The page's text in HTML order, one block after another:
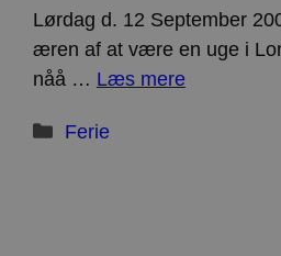
Lørdag d. 12 September
æren af at være en uge i
nåå … Læs mere
Kategorier
Ferie